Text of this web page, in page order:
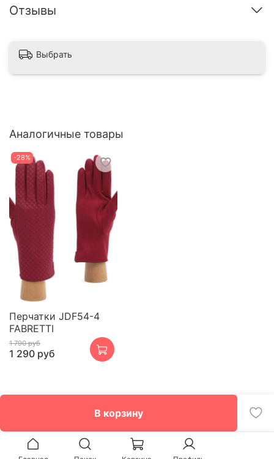
В корзину
Отзывы
Выбрать
Аналогичные товары
-28%
Перчатки JDF54-4
FABRETTI
1 790 руб
1 290 руб